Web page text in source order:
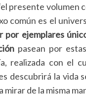
presente volumen
común es el
ejemplares
pasean por
realizada con el
descubrirá la vida
de la misma